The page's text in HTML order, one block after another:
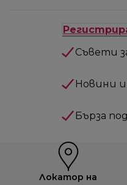
Съвети
Новини
Бърза
Локатор на